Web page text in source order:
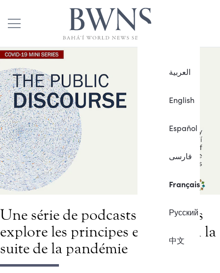
العربية
English
Español
فارسی
Français
Русский
中文
Une série de podcasts canadiens
explore les principes essentiels à la
suite de la pandémie